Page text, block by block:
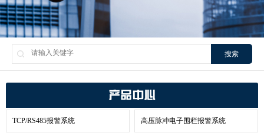
搜索
产品中心
TCP/RS485报警系统 高压脉冲电子围栏报警系统